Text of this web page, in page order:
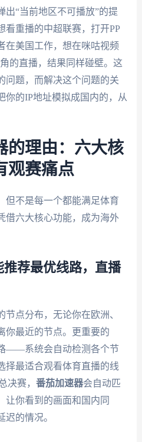
出“当前地区不可播放”的提
看重播的中超联赛，打开PP
在美国工作，想在咪咕视频
的直播，结果同样碰壁。这
问题，而解决这个问题的关
你的IP地址模拟成国内的，从
的理由：六大核
观赛痛点
但不是每一个都能满足体育
借六大核心功能，成为海外
荐最优线路，直播
节点分布，无论你在欧洲、
你最近的节点。更重要的
——系统会自动检测各个节
择最适合观看体育直播的线
决赛， 番茄加速器会自动匹
让你看到的画面和国内同
的情况。